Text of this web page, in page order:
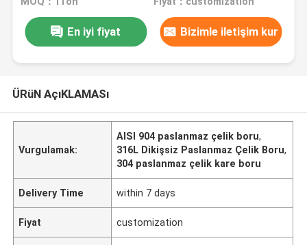
En iyi fiyat Bizimle iletişim kur
ÜRüN AçıKLAMASı
Vurgulamak:
AISI 904 paslanmaz çelik boru,
316L Dikişsiz Paslanmaz Çelik Boru,
304 paslanmaz çelik kare boru
Delivery Time within 7 days
Fiyat customization